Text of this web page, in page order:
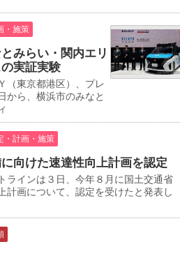
・施策
みらい・関内エリ
実証実験
（東京都港区）、プレ
から、横浜市のみなと
・計画・施策
向けた速達性向上計画を認定
インは３日、今年８月に国土交通省
計画について、認定を受けたと発表し